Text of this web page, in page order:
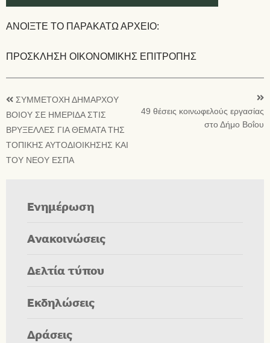
ΑΝΟΙΞΤΕ ΤΟ ΠΑΡΑΚΑΤΩ ΑΡΧΕΙΟ:
ΠΡΟΣΚΛΗΣΗ ΟΙΚΟΝΟΜΙΚΗΣ ΕΠΙΤΡΟΠΗΣ
ΣΥΜΜΕΤΟΧΗ ΔΗΜΑΡΧΟΥ
ΒΟΙΟΥ ΣΕ ΗΜΕΡΙΔΑ ΣΤΙΣ
ΒΡΥΞΕΛΛΕΣ ΓΙΑ ΘΕΜΑΤΑ ΤΗΣ
ΤΟΠΙΚΗΣ ΑΥΤΟΔΙΟΙΚΗΣΗΣ ΚΑΙ
ΤΟΥ ΝΕΟΥ ΕΣΠΑ
49 θέσεις κοινωφελούς εργασίας
στο Δήμο Βοΐου
Ενημέρωση
Ανακοινώσεις
Δελτία τύπου
Εκδηλώσεις
Δράσεις